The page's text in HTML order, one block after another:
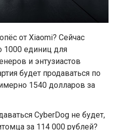
от Xiaomi? Сейчас
1000 единиц для
и энтузиастов
будет продаваться по
1540 долларов за
CyberDog не будет,
за 114 000 рублей?